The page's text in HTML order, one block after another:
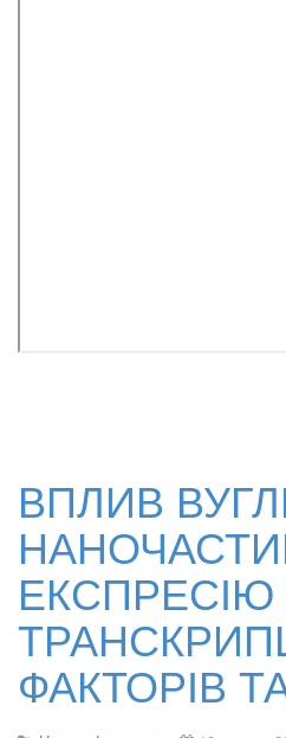
ВПЛИВ
ЕКСПРЕСІЮ
ФАКТОРІВ